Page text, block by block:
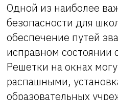
Одной из наиболее
безопасности для
обеспечение путей
исправном состоянии
Решетки на окнах
распашными,
образовательных